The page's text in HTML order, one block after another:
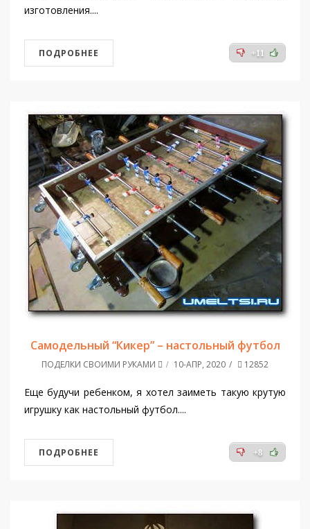
изготовления....
+11
ПОДРОБНЕЕ
Самодельный “Кикер” – настольный футбол
ПОДЕЛКИ СВОИМИ РУКАМИ 10-АПР, 2020 12852
Еще будучи ребенком, я хотел заиметь такую крутую
игрушку как настольный футбол....
+8
ПОДРОБНЕЕ